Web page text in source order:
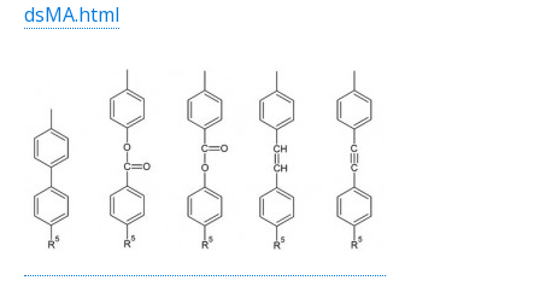
dsMA.html